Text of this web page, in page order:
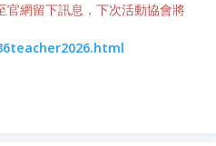
網留下訊息，下次活動協會將